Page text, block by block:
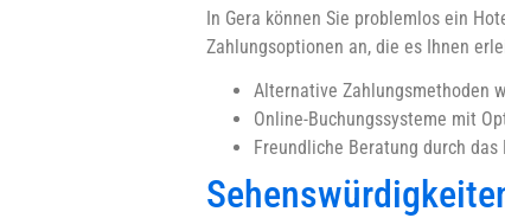
In Gera können Sie problemlos ein
Zahlungsoptionen an, die es Ihnen
Alternative Zahlungsmethoden
Online-Buchungssysteme mit
Freundliche Beratung durch